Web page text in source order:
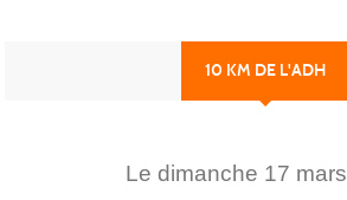
10 KM DE L'ADH
Le dimanche 17 mars